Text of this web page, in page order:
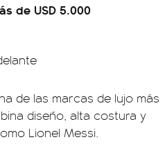
de USD 5.000
de las marcas de lujo más
diseño, alta costura y
Lionel Messi.